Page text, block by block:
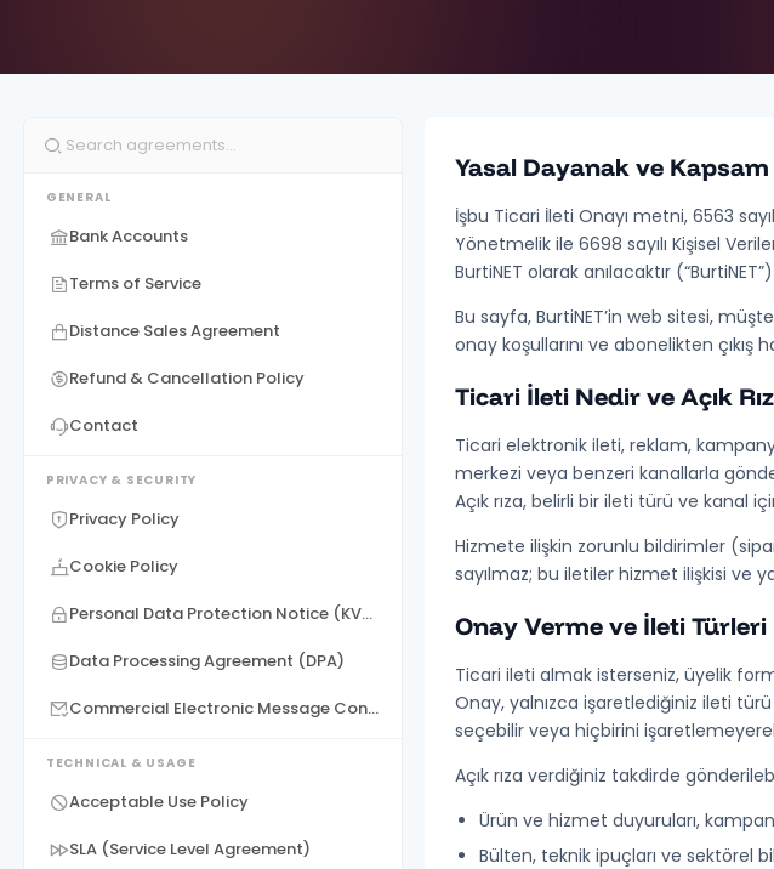
GENERAL
Bank Accounts
Terms of Service
Distance Sales Agreement
Refund & Cancellation Policy
Contact
PRIVACY & SECURITY
Privacy Policy
Cookie Policy
Personal Data Protection Notice (KVKK)
Data Processing Agreement (DPA)
Commercial Electronic Message Consent
TECHNICAL & USAGE
Acceptable Use Policy
SLA (Service Level Agreement)
Yasal Dayanak ve Kapsam
İşbu Ticari İleti Onayı metni, 6563
Yönetmelik ile 6698 sayılı Kişisel
BurtiNET olarak anılacaktır (“BurtiNET
Bu sayfa, BurtiNET’in web sitesi,
onay koşullarını ve abonelikten çıkış
Ticari İleti Nedir ve Açık
Ticari elektronik ileti, reklam,
merkezi veya benzeri kanallarla
Açık rıza, belirli bir ileti türü ve kanal
Hizmete ilişkin zorunlu bildirimler
sayılmaz; bu iletiler hizmet ilişkisi ve
Onay Verme ve İleti Türleri
Ticari ileti almak isterseniz, üyelik
Onay, yalnızca işaretlediğiniz ileti
seçebilir veya hiçbirini
Açık rıza verdiğiniz takdirde
Ürün ve hizmet duyuruları,
Bülten, teknik ipuçları ve sektörel